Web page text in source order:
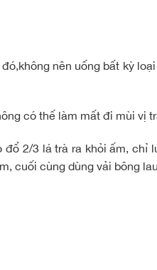
nên uống bất kỳ
có thế làm mất đi mùi vị
2/3 lá trà ra khỏi ấm,
cuối cùng dùng vải bông